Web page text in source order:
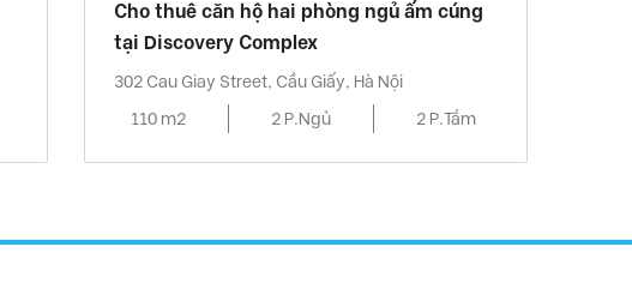
Cho thuê căn hộ hai phòng ngủ ấm cúng
tại Discovery Complex
302 Cau Giay Street, Cầu Giấy, Hà Nội
110 m2
2 P.Ngủ 2 P.Tắm